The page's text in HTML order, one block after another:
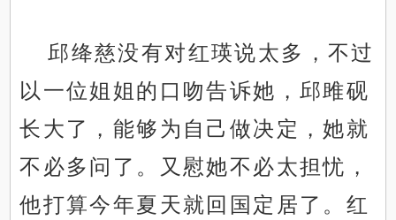
邱绛慈没有对红瑛说太多，不过
以一位姐姐的口吻告诉她，邱雎砚
长大了，能够为自己做决定，她就
不必多问了。又慰她不必太担忧，
他打算今年夏天就回国定居了。红